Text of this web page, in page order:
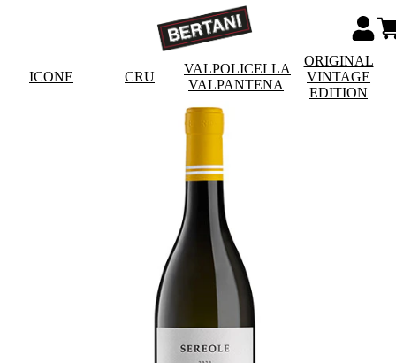
ICONE CRU
VALPOLICELLA
VALPANTENA
ORIGINAL
VINTAGE
EDITION